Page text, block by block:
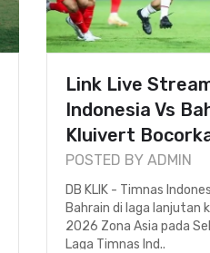
Link Live
Indonesia Vs
Kluivert
POSTED BY ADMIN
DB KLIK - Timnas
Bahrain di laga lanjutan
2026 Zona Asia pada
Laga Timnas Ind..